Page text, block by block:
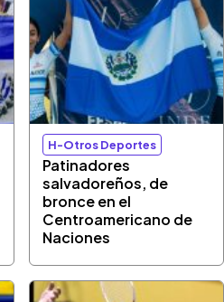
H-Otros Deportes
Patinadores
salvadoreños, de
bronce en el
Centroamericano de
Naciones